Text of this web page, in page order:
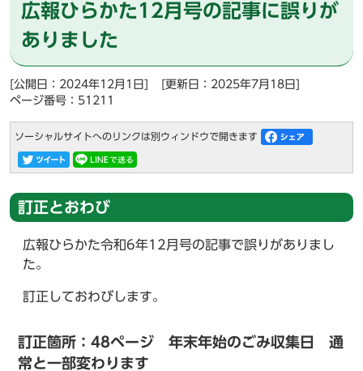
広報ひらかた12月号の記事に誤りが
ありました
[公開日：2024年12月1日]
[更新日：2025年7月18日]
ページ番号：51211
ソーシャルサイトへのリンクは別ウィンドウで開きます
訂正とおわび
広報ひらかた令和6年12月号の記事で誤りがありまし
た。
訂正しておわびします。
訂正箇所：48ページ 年末年始のごみ収集日 通
常と一部変わります